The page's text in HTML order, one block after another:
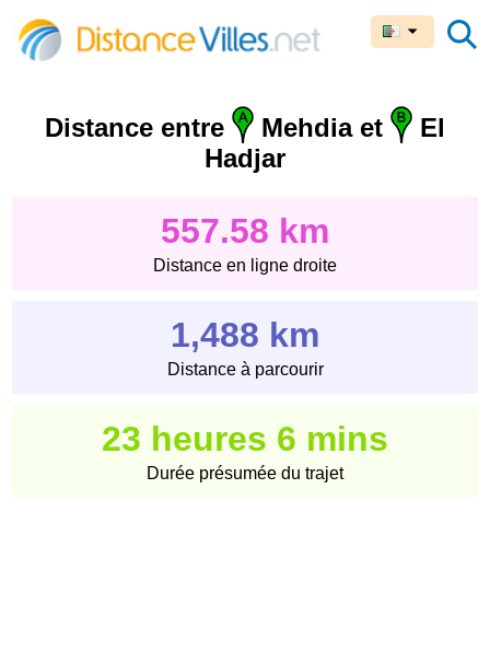
Distance entre Mehdia et
El
Hadjar
557.58 km
Distance en ligne droite
1,488 km
Distance à parcourir
23 heures 6 mins
Durée présumée du trajet